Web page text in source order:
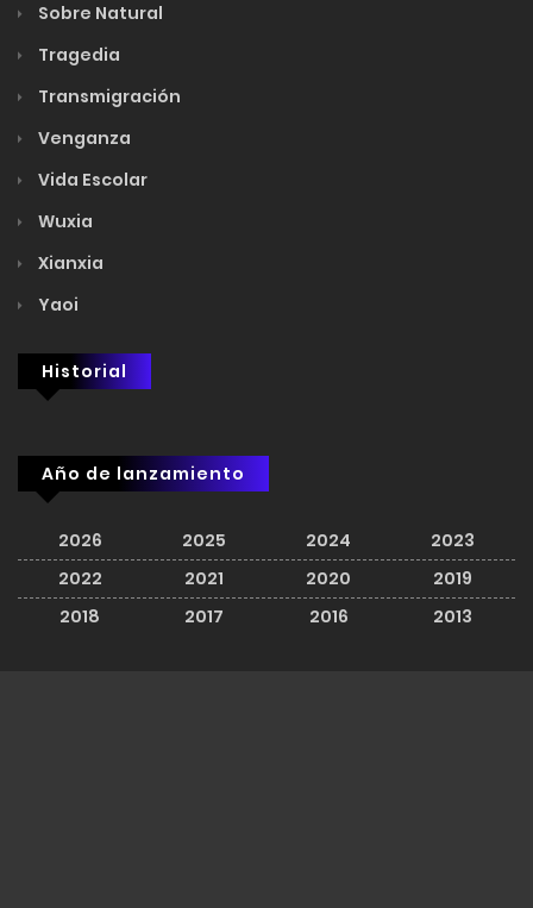
Sobre Natural
Tragedia
Transmigración
Venganza
Vida Escolar
Wuxia
Xianxia
Yaoi
Historial
Año de lanzamiento
2026 2025 2024
2023
2022
2021 2020
2019
2018
2017 2016 2013